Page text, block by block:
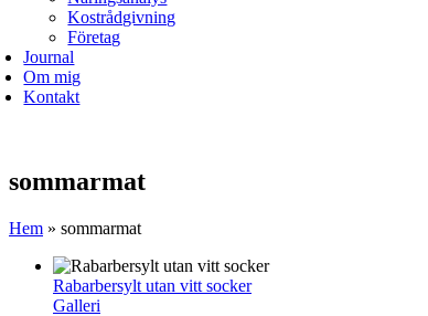
Kostrådgivning
Företag
Journal
Om mig
Kontakt
sommarmat
Hem » sommarmat
Rabarbersylt utan vitt socker
Galleri